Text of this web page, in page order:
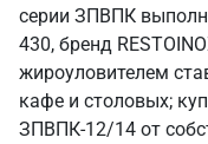
серии ЗПВПК
430, бренд
жироуловителем
кафе и столовых;
ЗПВПК-12/14 от